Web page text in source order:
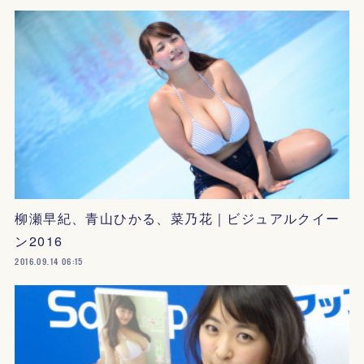
柳瀬早紀、青山ひかる、菜乃花｜ビジュアルクイー
ン2016
2016.09.14 06:15